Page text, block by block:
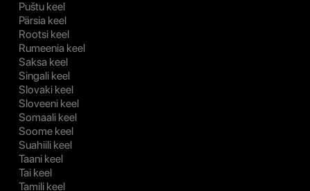
Puštu keel
Pärsia keel
Rootsi keel
Rumeenia keel
Saksa keel
Singali keel
Slovaki keel
Sloveeni keel
Somaali keel
Soome keel
Suahiili keel
Taani keel
Tai keel
Tamili keel